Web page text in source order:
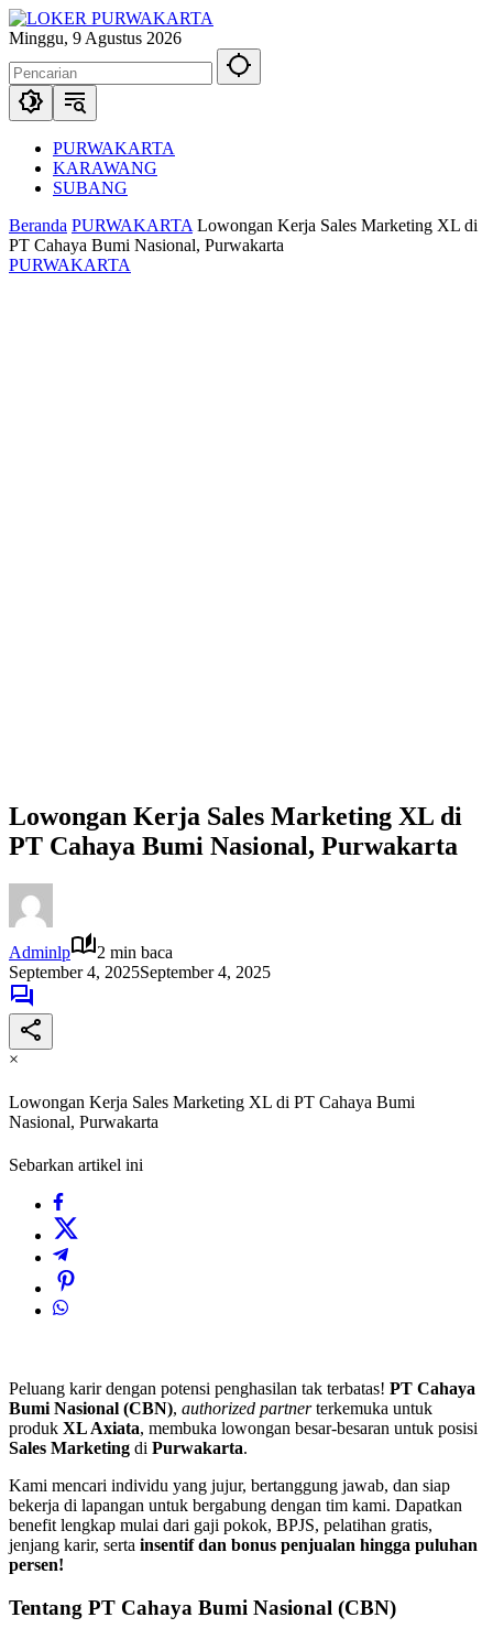
Langsung
ke
Minggu, 9 Agustus 2026
PURWAKARTA
KARAWANG
SUBANG
Beranda PURWAKARTA Lowongan Kerja Sales Marketing XL di
PT Cahaya Bumi Nasional, Purwakarta
PURWAKARTA
Lowongan Kerja Sales Marketing XL di
PT Cahaya Bumi Nasional, Purwakarta
Adminlp
2 min baca
September 4, 2025September 4, 2025
×
Lowongan Kerja Sales Marketing XL di PT Cahaya Bumi
Nasional, Purwakarta
Sebarkan artikel ini
Peluang karir dengan potensi penghasilan tak terbatas! PT Cahaya
Bumi Nasional (CBN), authorized partnerterkemuka untuk
produk XL Axiata, membuka lowongan besar-besaran untuk posisi
Sales Marketing di Purwakarta.
Kami mencari individu yang jujur, bertanggung jawab, dan siap
bekerja di lapangan untuk bergabung dengan tim kami. Dapatkan
benefit lengkap mulai dari gaji pokok, BPJS, pelatihan gratis,
jenjang karir, serta insentif dan bonus penjualan hingga puluhan
persen!
Tentang PT Cahaya Bumi Nasional (CBN)